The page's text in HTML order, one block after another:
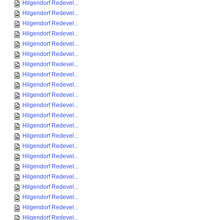
Hilgendorf Redevel...
Hilgendorf Redevel...
Hilgendorf Redevel...
Hilgendorf Redevel...
Hilgendorf Redevel...
Hilgendorf Redevel...
Hilgendorf Redevel...
Hilgendorf Redevel...
Hilgendorf Redevel...
Hilgendorf Redevel...
Hilgendorf Redevel...
Hilgendorf Redevel...
Hilgendorf Redevel...
Hilgendorf Redevel...
Hilgendorf Redevel...
Hilgendorf Redevel...
Hilgendorf Redevel...
Hilgendorf Redevel...
Hilgendorf Redevel...
Hilgendorf Redevel...
Hilgendorf Redevel...
Hilgendorf Redevel...